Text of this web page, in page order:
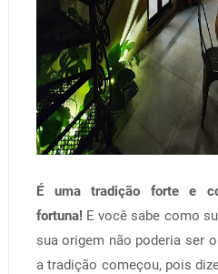
É uma tradição forte e
fortuna! E você sabe como
sua origem não poderia ser
a tradição começou, pois